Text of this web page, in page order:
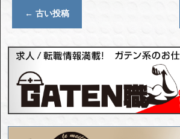
← 古い投稿